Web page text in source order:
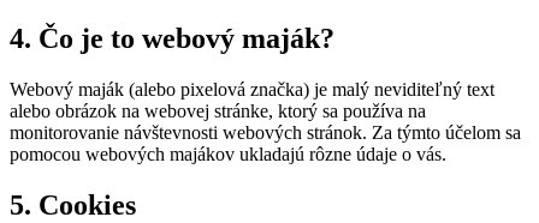
4. Čo je to webový maják?
Webový maják (alebo pixelová značka) je malý neviditeľný text
alebo obrázok na webovej stránke, ktorý sa používa na
monitorovanie návštevnosti webových stránok. Za týmto účelom sa
pomocou webových majákov ukladajú rôzne údaje o vás.
5. Cookies